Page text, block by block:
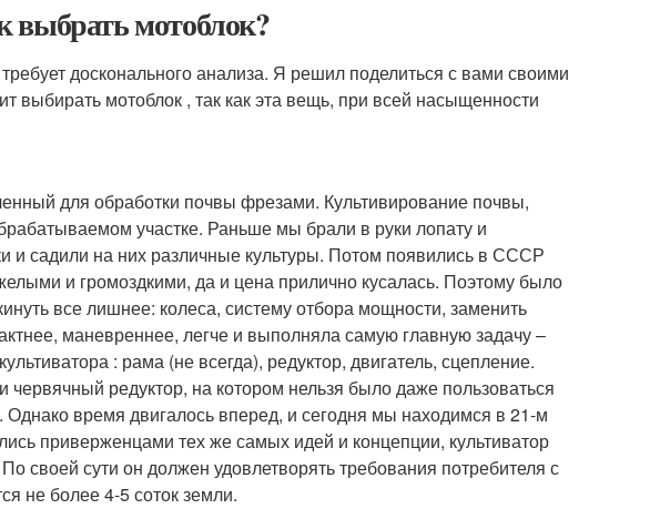
выбрать мотоблок?
досконального анализа. Я решил поделиться с вами своими
выбирать мотоблок , так как эта вещь, при всей насыщенности
для обработки почвы фрезами. Культивирование почвы,
участке. Раньше мы брали в руки лопату и
и садили на них различные культуры. Потом появились в СССР
и громоздкими, да и цена прилично кусалась. Поэтому было
все лишнее: колеса, систему отбора мощности, заменить
маневреннее, легче и выполняла самую главную задачу –
: рама (не всегда), редуктор, двигатель, сцепление.
червячный редуктор, на котором нельзя было даже пользоваться
Однако время двигалось вперед, и сегодня мы находимся в 21-м
приверженцами тех же самых идей и концепции, культиватор
своей сути он должен удовлетворять требования потребителя с
не более 4-5 соток земли.